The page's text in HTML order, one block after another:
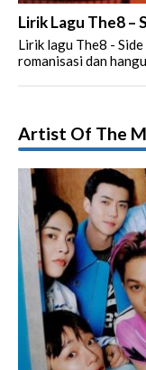
Lirik Lagu The8 –
Lirik lagu The8 - Side
romanisasi dan
Artist Of The